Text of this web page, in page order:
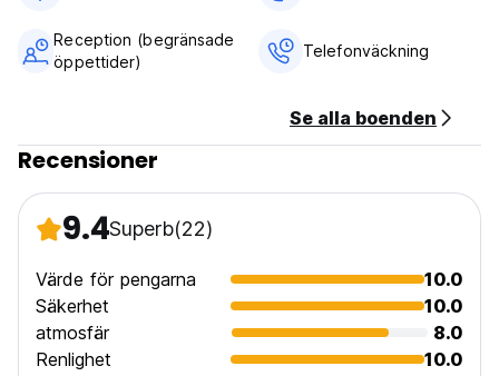
Reception (begränsade
öppettider)
Telefonväckning
Se alla boenden
Recensioner
9.4Superb(22)
Värde för pengarna
10.0
Säkerhet
10.0
atmosfär
8.0
Renlighet
10.0